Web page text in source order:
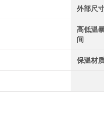
外部尺
高低温
间
保温材